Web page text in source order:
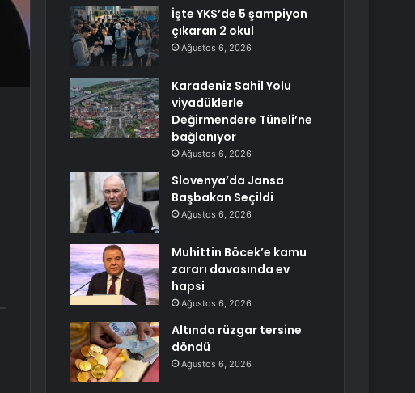
İşte YKS’de 5 şampiyon
çıkaran 2 okul
Ağustos 6, 2026
Karadeniz Sahil Yolu
viyadüklerle
Değirmendere Tüneli’ne
bağlanıyor
Ağustos 6, 2026
Slovenya’da Jansa
Başbakan Seçildi
Ağustos 6, 2026
Muhittin Böcek’e kamu
zararı davasında ev
hapsi
Ağustos 6, 2026
Altında rüzgar tersine
döndü
Ağustos 6, 2026